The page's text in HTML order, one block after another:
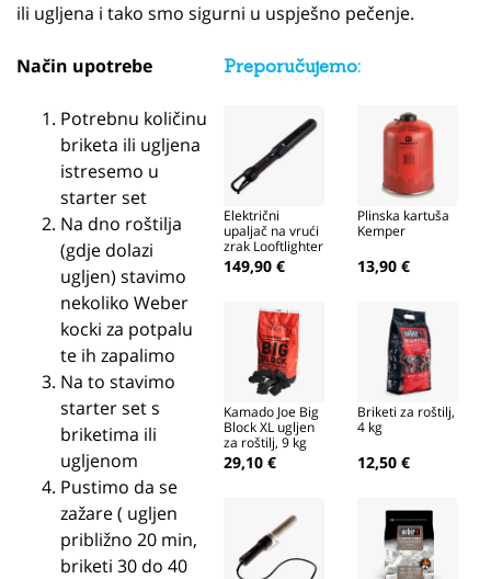
ili ugljena i tako smo sigurni u uspješno pečenje.
Preporučujemo:
Električni
upaljač na vrući
zrak Looftlighter
II
149,90 €
Plinska kartuša
Kemper
13,90 €
Kamado Joe Big
Block XL ugljen
za roštilj, 9 kg
29,10 €
Briketi za roštilj,
4 kg
12,50 €
Način upotrebe
Potrebnu količinu
briketa ili ugljena
istresemo u
starter set
Na dno roštilja
(gdje dolazi
ugljen) stavimo
nekoliko Weber
kocki za potpalu
te ih zapalimo
Na to stavimo
starter set s
briketima ili
ugljenom
Pustimo da se
zažare ( ugljen
približno 20 min,
briketi 30 do 40